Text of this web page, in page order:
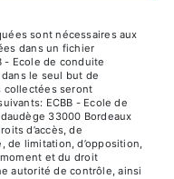
sont nécessaires aux
dans un fichier
- Ecole de conduite
le seul but de
collectées seront
ECBB - Ecole de
33000 Bordeaux
d’accès, de
de limitation, d’opposition,
et du droit
autorité de contrôle, ainsi